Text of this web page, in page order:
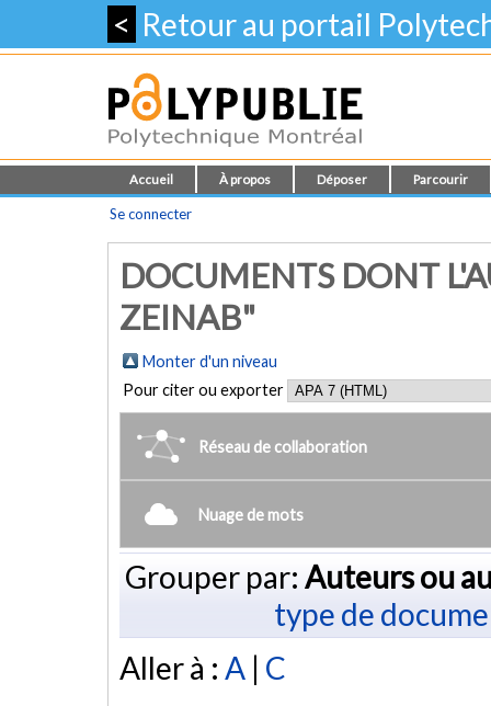
< Retour au portail
Accueil À propos Déposer Parcourir
Se connecter
DOCUMENTS DONT
ZEINAB"
Monter d'un niveau
Pour citer ou exporter
Réseau de collaboration
Nuage de mots
Grouper par: Auteurs ou
type de
Aller à : A | C